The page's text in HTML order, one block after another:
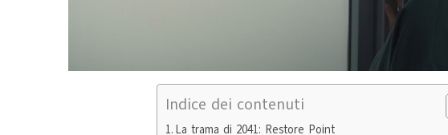
Indice dei contenuti
La trama di 2041: Restore Point